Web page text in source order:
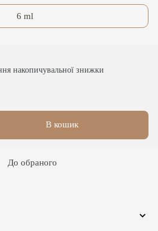
6 ml
В кошик
накопичувальної знижки
До обраного